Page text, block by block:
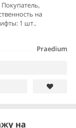
на
1 шт..
Praedium
на